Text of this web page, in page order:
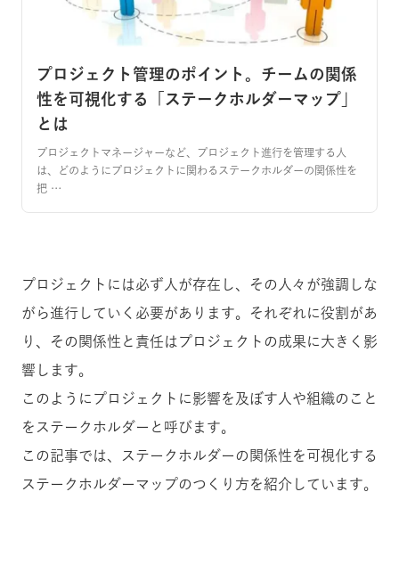
プロジェクト管理のポイント。チームの関係
性を可視化する「ステークホルダーマップ」
とは
プロジェクトマネージャーなど、プロジェクト進行を管理する人
は、どのようにプロジェクトに関わるステークホルダーの関係性を
把 …
プロジェクトには必ず人が存在し、その人々が強調しな
がら進行していく必要があります。それぞれに役割があ
り、その関係性と責任はプロジェクトの成果に大きく影
響します。
このようにプロジェクトに影響を及ぼす人や組織のこと
をステークホルダーと呼びます。
この記事では、ステークホルダーの関係性を可視化する
ステークホルダーマップのつくり方を紹介しています。